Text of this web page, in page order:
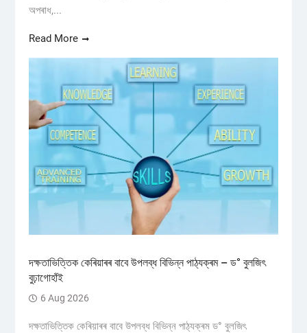
অপৰাধ,...
Read More
দক্ষতাভিত্তিক কেৰিয়াৰৰ বাবে উপলব্ধ বিভিন্ন পাঠ্যক্ৰম – ড° বুলজিৎ
বুঢ়াগোহাঁই
6 Aug 2026
দক্ষতাভিত্তিক কেৰিয়াৰৰ বাবে উপলব্ধ বিভিন্ন পাঠ্যক্ৰম ড° বুলজিৎ